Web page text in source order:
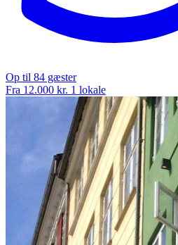
Op til 84 gæster
Fra 12.000 kr. 1 lokale